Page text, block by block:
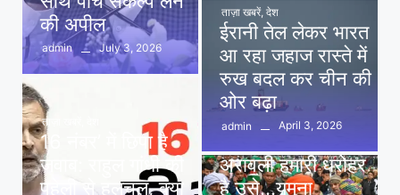
की अपील
admin July 3, 2026
ताज़ा खबरें
16 नंबर’ में छिपा है
जवाब: राहुल गांधी की
पहेली से हलचल, क्या
ताज़ा खबरें, देश
ईरानी तेल लेकर भारत
आ रहा जहाज रास्ते में
रुख बदल कर चीन की
ओर बढ़ा
admin
April 3, 2026
अरावली हमारी धरोहर
है उसे…यमुना